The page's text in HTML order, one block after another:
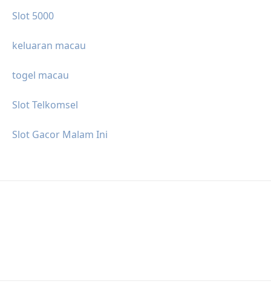
Slot 5000
keluaran macau
togel macau
Slot Telkomsel
Slot Gacor Malam Ini